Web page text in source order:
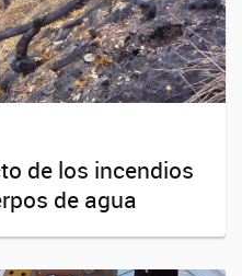
de los incendios
de agua